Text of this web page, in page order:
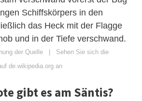
Schiffskörpers in den
das Heck mit der Flagge
und in der Tiefe verschwand.
der Quelle | Sehen Sie sich die
de.wikipedia.org an
gibt es am Säntis?